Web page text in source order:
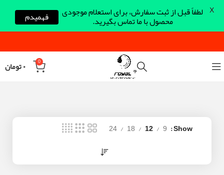
0 ۰تومان
Show
9
12
18
24
لطفاً قبل از ثبت سفارش، برای استعلام موجودی
محصول با ما تماس بگیرید. فهمیدم X